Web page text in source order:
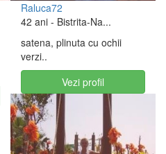
Raluca72
42 ani - Bistrita-Na...
satena, plinuta cu ochii
verzi..
Vezi profil